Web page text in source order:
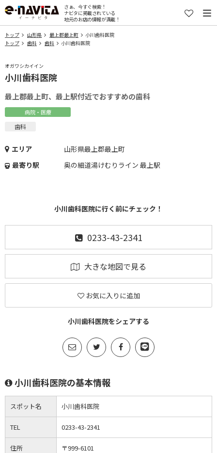
さぁ、今すぐ検索！
ナビタに掲載されている
地元のお店の情報が満載！
トップ 山形県 最上郡最上町
小川歯科医院
トップ
歯科 歯科 小川歯科医院
オガワシカイイン
小川歯科医院
最上郡最上町、最上駅付近でおすすめの歯科
病院・医療
歯科
エリア
山形県最上郡最上町
最寄り駅
奥の細道湯けむりライン 最上駅
小川歯科医院に行く前にチェック！
0233-43-2341
大きな地図で見る
お気に入りに追加
小川歯科医院をシェアする
小川歯科医院の基本情報
スポット名 小川歯科医院
TEL 0233-43-2341
住所
〒999-6101